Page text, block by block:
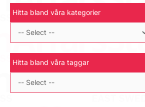
Hitta bland våra kategorier
Hitta bland våra taggar